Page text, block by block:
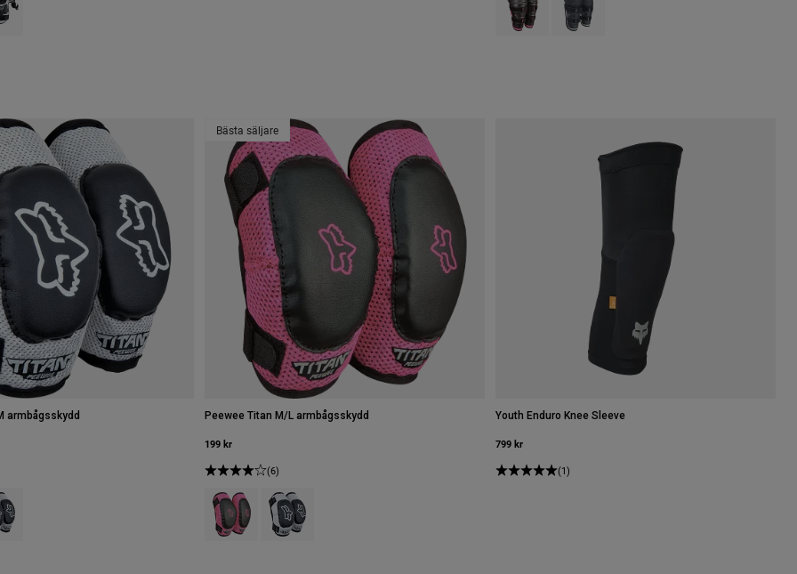
armbågsskydd
of Svart/rosa.
swatch type of Svart/silver.
Bästa säljare
Peewee Titan M/L armbågsskydd
199 kr
(6)
Product swatch type of Svart/rosa.
Product swatch type of Svart/silver.
Youth Enduro Knee Sleeve
799 kr
(1)